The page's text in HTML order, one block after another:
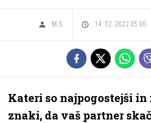
M.S. 14. 02. 2022 05.00
Kateri so najpogostejši
znaki, da vaš partner